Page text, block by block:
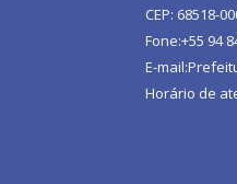
CEP: 68518-
Fone:+55 94
E-
Horário de